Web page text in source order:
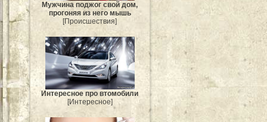
Мужчина поджог свой дом,
прогоняя из него мышь
[Происшествия]
Интересное про втомобили
[Интересное]